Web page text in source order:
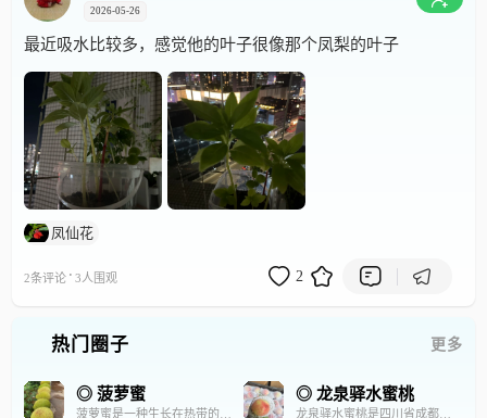
2026-05-26
最近吸水比较多，感觉他的叶子很像那个凤梨的叶子
凤仙花
2条评论 · 3人围观 2
热门圈子 更多
◎ 菠萝蜜 ◎ 龙泉驿水蜜桃